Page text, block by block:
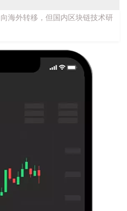
海外转移，但国内区块链技术研